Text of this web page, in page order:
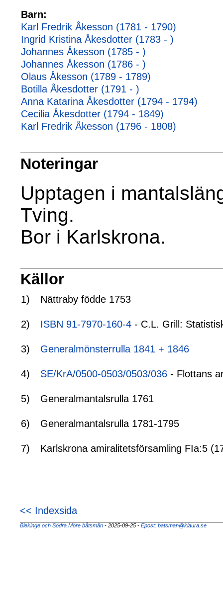
Barn:
Karl Fredrik Åkesson (1781 - 1790)
Ingrid Kristina Åkesdotter (1783 - )
Johannes Åkesson (1785 - )
Johannes Åkesson (1786 - )
Olaus Åkesson (1789 - 1789)
Botilla Åkesdotter (1791 - )
Anna Katarina Åkesdotter (1794 - 1794)
Cecilia Åkesdotter (1794 - 1849)
Karl Fredrik Åkesson (1796 - 1808)
Noteringar
Upptagen i
Tving.
Bor i Karlskrona.
Källor
1) Nättraby födde 1753
2) ISBN 91-7970-160-4 - C.L. Grill:
3) Generalmönsterrulla 1841 + 1846
4) SE/KrA/0500-0503/0503/036 - Flottans
5) Generalmantalsrulla 1761
6) Generalmantalsrulla 1781-1795
7) Karlskrona amiralitetsförsamling FIa:5
<< Indexsida
Blekinge och Södra Möre båtsmän - 2025-09-25 - Epost: batsman@klaura.se